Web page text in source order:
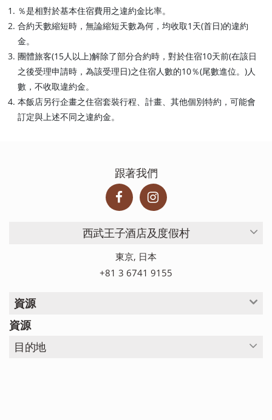
％是相對於基本住宿費用之違約金比率。
合約天數縮短時，無論縮短天數為何，均收取1天(首日)的違約
金。
團體旅客(15人以上)解除了部分合約時，對於住宿10天前(在該日
之後受理申請時，為該受理日)之住宿人數的10％(尾數進位。)人
數，不收取違約金。
本飯店另行企畫之住宿套裝行程、計畫、其他個別特約，可能會
訂定與上述不同之違約金。
跟著我們
西武王子酒店及度假村
東京, 日本
+81 3 6741 9155
資源
資源
目的地